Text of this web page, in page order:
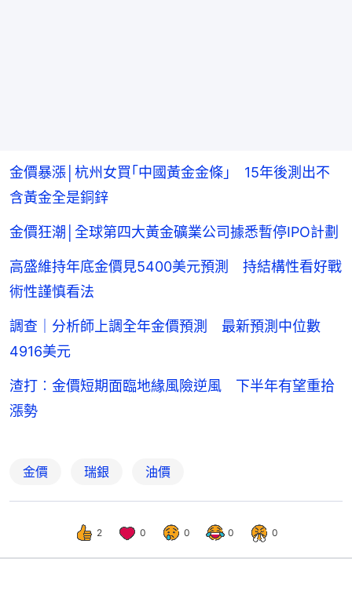
金價暴漲│杭州女買｢中國黃金金條｣ 15年後測出不
含黃金全是銅鋅
金價狂潮│全球第四大黃金礦業公司據悉暫停IPO計劃
高盛維持年底金價見5400美元預測 持結構性看好戰
術性謹慎看法
調查｜分析師上調全年金價預測 最新預測中位數
4916美元
渣打︰金價短期面臨地緣風險逆風 下半年有望重拾
漲勢
金價 瑞銀 油價
2 0 0 0 0